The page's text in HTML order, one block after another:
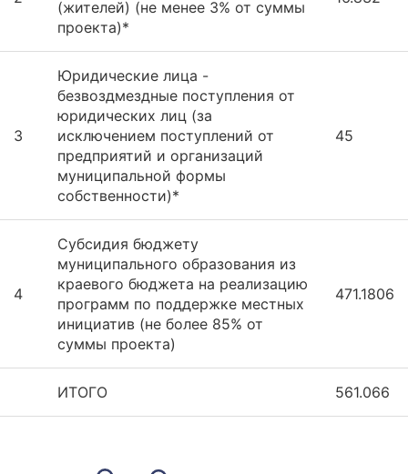
(жителей) (не менее 3% от суммы
проекта)*
3
Юридические лица -
безвоздмездные поступления от
юридических лиц (за
исключением поступлений от
предприятий и организаций
муниципальной формы
собственности)*
45
4
Субсидия бюджету
муниципального образования из
краевого бюджета на реализацию
программ по поддержке местных
инициатив (не более 85% от
суммы проекта)
471.1806
ИТОГО 561.066